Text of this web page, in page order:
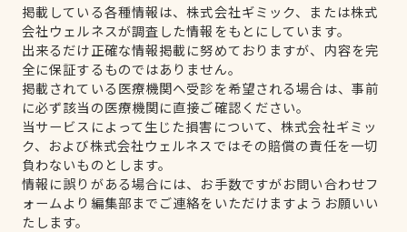
掲載している各種情報は、株式会社ギミック、または株式
会社ウェルネスが調査した情報をもとにしています。
出来るだけ正確な情報掲載に努めておりますが、内容を完
全に保証するものではありません。
掲載されている医療機関へ受診を希望される場合は、事前
に必ず該当の医療機関に直接ご確認ください。
当サービスによって生じた損害について、株式会社ギミッ
ク、および株式会社ウェルネスではその賠償の責任を一切
負わないものとします。
情報に誤りがある場合には、お手数ですがお問い合わせフ
ォームより編集部までご連絡をいただけますようお願いい
たします。